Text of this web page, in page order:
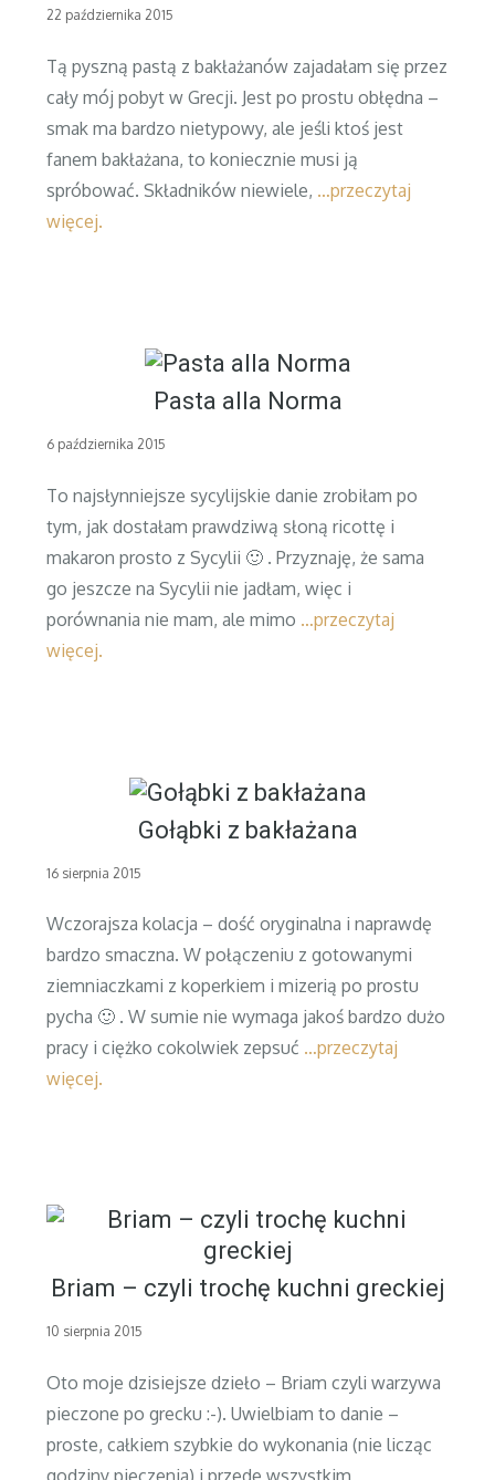
Posted
22 października 2015
Tą pyszną pastą z bakłażanów zajadałam się przez
cały mój pobyt w Grecji. Jest po prostu obłędna –
smak ma bardzo nietypowy, ale jeśli ktoś jest
fanem bakłażana, to koniecznie musi ją
spróbować. Składników niewiele, …przeczytaj
więcej.
Pasta alla Norma
Posted
6 października 2015
To najsłynniejsze sycylijskie danie zrobiłam po
tym, jak dostałam prawdziwą słoną ricottę i
makaron prosto z Sycylii 🙂 . Przyznaję, że sama
go jeszcze na Sycylii nie jadłam, więc i
porównania nie mam, ale mimo …przeczytaj
więcej.
Gołąbki z bakłażana
Posted
16 sierpnia 2015
Wczorajsza kolacja – dość oryginalna i naprawdę
bardzo smaczna. W połączeniu z gotowanymi
ziemniaczkami z koperkiem i mizerią po prostu
pycha 🙂 . W sumie nie wymaga jakoś bardzo dużo
pracy i ciężko cokolwiek zepsuć …przeczytaj
więcej.
Briam – czyli trochę kuchni greckiej
Posted
10 sierpnia 2015
Oto moje dzisiejsze dzieło – Briam czyli warzywa
pieczone po grecku :-). Uwielbiam to danie –
proste, całkiem szybkie do wykonania (nie licząc
godziny pieczenia) i przede wszystkim